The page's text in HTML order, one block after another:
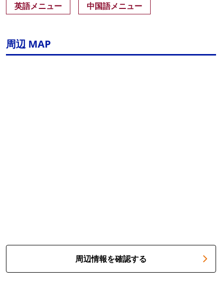
英語メニュー 中国語メニュー
周辺 MAP
周辺情報を確認する